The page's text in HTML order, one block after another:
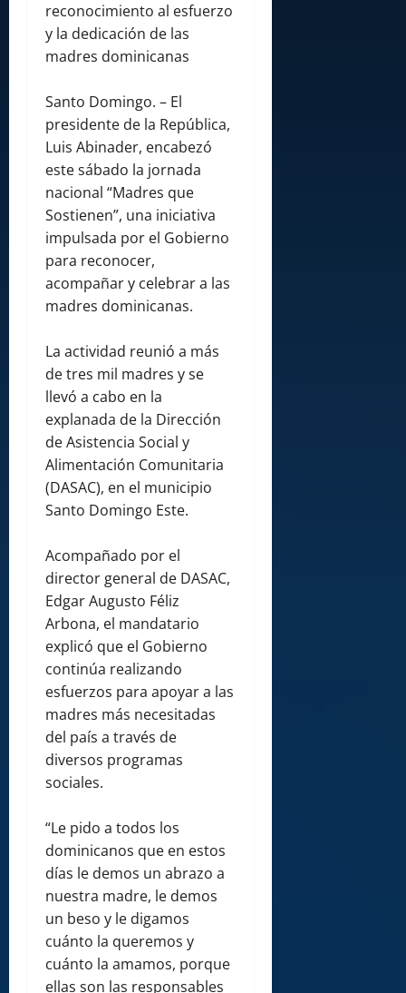
reconocimiento al esfuerzo
y la dedicación de las
madres dominicanas
Santo Domingo. – El
presidente de la República,
Luis Abinader, encabezó
este sábado la jornada
nacional “Madres que
Sostienen”, una iniciativa
impulsada por el Gobierno
para reconocer,
acompañar y celebrar a las
madres dominicanas.
La actividad reunió a más
de tres mil madres y se
llevó a cabo en la
explanada de la Dirección
de Asistencia Social y
Alimentación Comunitaria
(DASAC), en el municipio
Santo Domingo Este.
Acompañado por el
director general de DASAC,
Edgar Augusto Féliz
Arbona, el mandatario
explicó que el Gobierno
continúa realizando
esfuerzos para apoyar a las
madres más necesitadas
del país a través de
diversos programas
sociales.
“Le pido a todos los
dominicanos que en estos
días le demos un abrazo a
nuestra madre, le demos
un beso y le digamos
cuánto la queremos y
cuánto la amamos, porque
ellas son las responsables